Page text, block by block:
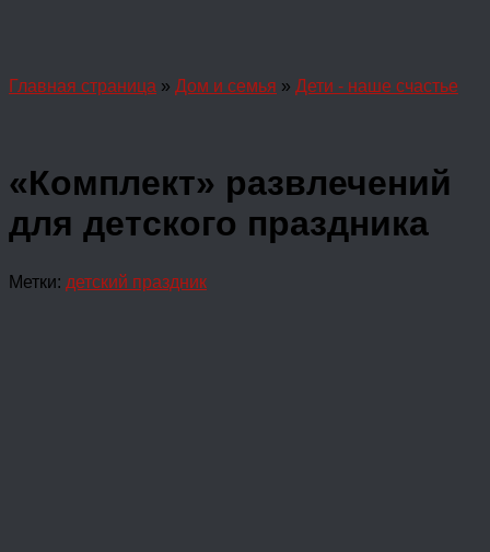
Главная страница » Дом и семья » Дети - наше счастье
«Комплект» развлечений
для детского праздника
Метки: детский праздник